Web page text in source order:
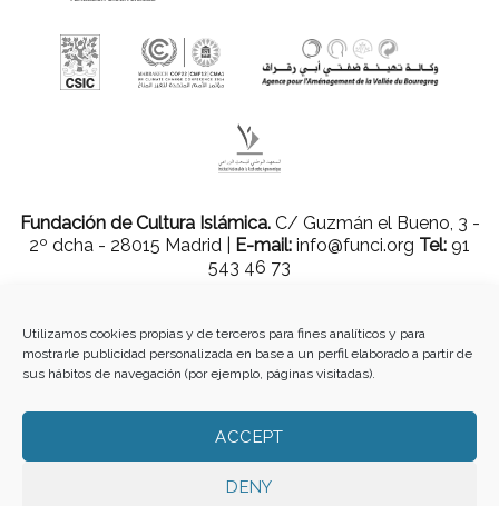
Utilizamos cookies propias y de terceros para fines analíticos y para
mostrarle publicidad personalizada en base a un perfil elaborado a partir de
sus hábitos de navegación (por ejemplo, páginas visitadas).
ACCEPT
DENY
Fundación de Cultura Islámica.C/ Guzmán el Bueno, 3 -
2º dcha - 28015 Madrid |
E-mail: info@funci.org Tel: 91
543 46 73
Todos los materiales contenidos en este sitio están protegidos por leyes
internacionales de copyright y no pueden ser reproducidos, distribuidos,
contenido. No está permitido borrar o alterar ninguna marca, derecho de autor u
otro aviso de copyright del contenido. Sin embargo, puede descargar el material
de Med-O-Med en la Web (una copia legible y una copia impresa por página)